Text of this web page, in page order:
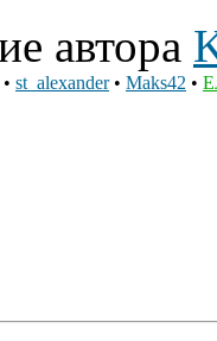
автора
• st_alexander• Maks42 •